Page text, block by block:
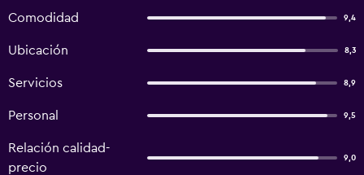
Comodidad 9,4
Ubicación 8,3
Servicios 8,9
Personal 9,5
Relación calidad-
precio
9,0